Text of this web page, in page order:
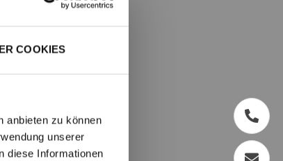
COOKIES
anbieten zu können
unserer
diese Informationen